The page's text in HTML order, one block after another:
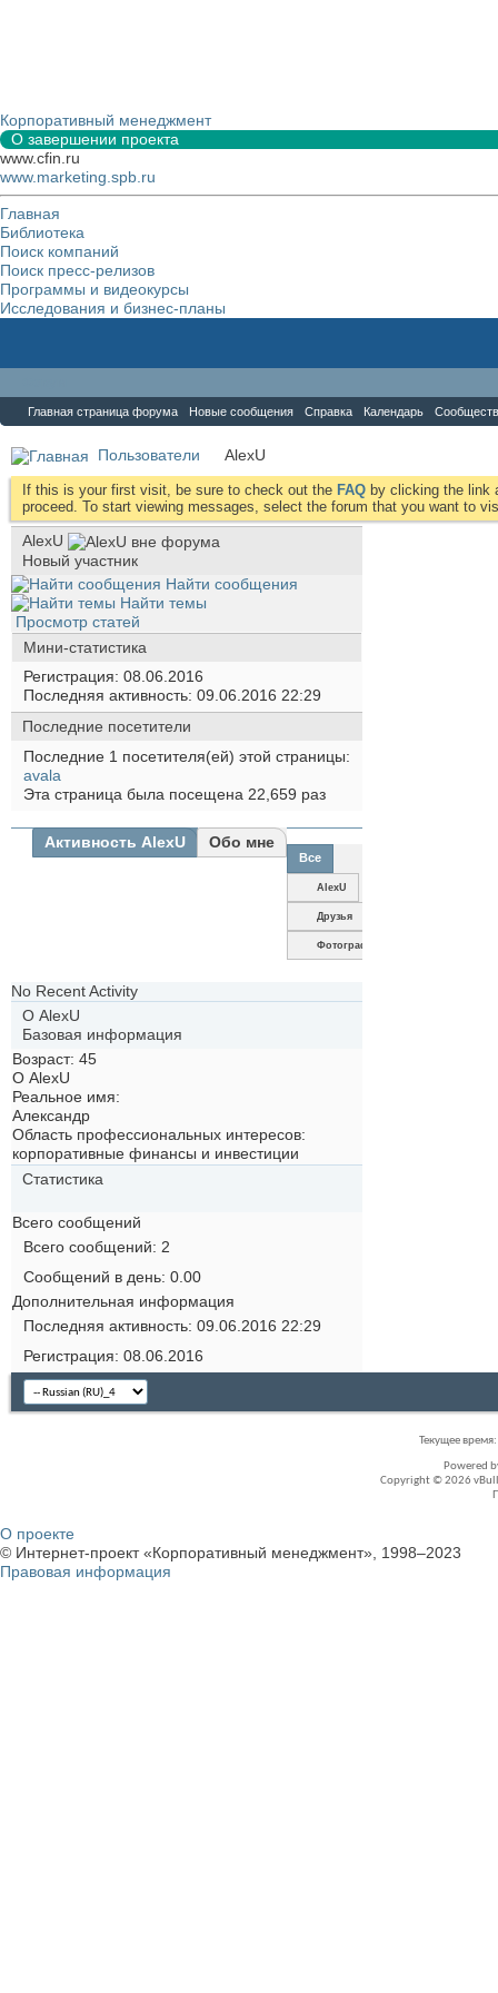
Корпоративный менеджмент
О завершении проекта
www.cfin.ru
www.marketing.spb.ru
Главная
Библиотека
Поиск компаний
Поиск пресс-релизов
Программы и видеокурсы
Исследования и бизнес-планы
Главная страница форума Новые сообщения Справка Календарь
Пользователи AlexU
If this is your first visit, be sure to check out the FAQ by clicking the link
proceed. To start viewing messages, select the forum that you want to
AlexU
Новый участник
Найти сообщения
Найти темы
Просмотр статей
Мини-статистика
Регистрация 08.06.2016
Последняя активность 09.06.2016 22:29
Последние посетители
Последние 1 посетителя(ей) этой страницы:
avala
Эта страница была посещена 22,659 раз
Активность AlexU Обо мне
Все
AlexU
Друзья
Фотографии
No Recent Activity
О AlexU
Базовая информация
Возраст 45
О AlexU
Реальное имя:
Александр
Область профессиональных интересов:
корпоративные финансы и инвестиции
Статистика
Всего сообщений
Всего сообщений
2
Сообщений в день 0.00
Дополнительная информация
Последняя активность 09.06.2016 22:29
Регистрация 08.06.2016
Текущее время:
Powered
Copyright © 2026
О проекте
© Интернет-проект «Корпоративный менеджмент», 1998–2023
Правовая информация